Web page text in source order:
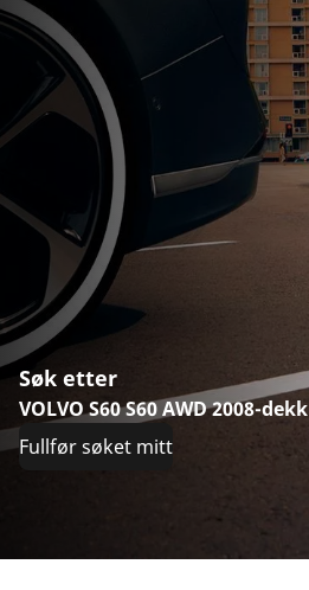
Søk etter
VOLVO S60 S60 AWD 2008-dekk
Fullfør søket mitt